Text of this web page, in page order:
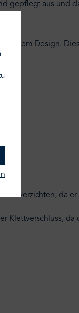
gepflegt aus und
Design.
verzichten, da
Klettverschluss,